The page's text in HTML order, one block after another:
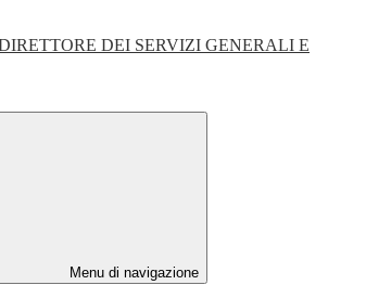
DEI SERVIZI GENERALI E
Menu di navigazione